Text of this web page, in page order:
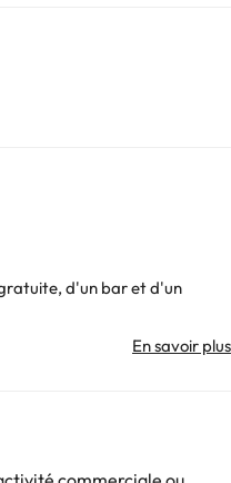
d'un bar et d'un
de nombreux magasins,